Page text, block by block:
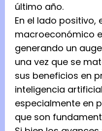
último año.
En el lado positivo,
macroeconómico
generando un
una vez que se
sus beneficios en
inteligencia
especialmente en
que son